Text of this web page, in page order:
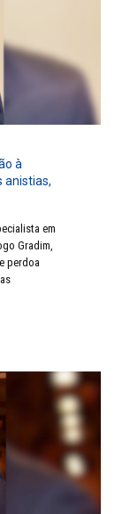
à
anistias,
em
Gradim,
perdoa